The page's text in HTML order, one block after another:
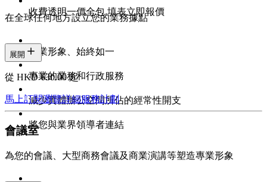
收費透明一價全包 填表立即報價
在全球任何地方設立您的業務據點
專業形象、始終如一
專業的業務和行政服務
減少實體辦公空間所佔的經常性開支
將您與業界領導者連結
展開
從 HKD 630.00 起
馬上訂閱瀏覽詳細服務計劃
會議室
為您的會議、大型商務會議及商業演講等塑造專業形象